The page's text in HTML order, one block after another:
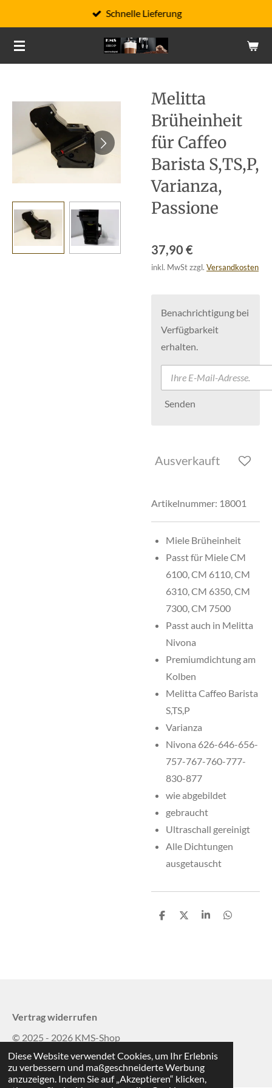
Diese Website verwendet Cookies, um Ihr Erlebnis
zu verbessern und maßgeschneiderte Werbung
anzuzeigen. Indem Sie auf „Akzeptieren“ klicken,
Hauptinhalt
springen
Schnelle Lieferung
Melitta
Brüheinheit
für Caffeo
Barista S,TS,P,
Varianza,
Passione
37,90 €
inkl. MwSt zzgl. Versandkosten
Benachrichtigung bei
Verfügbarkeit
erhalten.
Senden
Ausverkauft
Artikelnummer: 18001
Miele Brüheinheit
Passt für Miele CM
6100, CM 6110, CM
6310, CM 6350, CM
7300, CM 7500
Passt auch in Melitta
Nivona
Premiumdichtung am
Kolben
Melitta Caffeo Barista
S,TS,P
Varianza
Nivona 626-646-656-
757-767-760-777-
830-877
wie abgebildet
gebraucht
Ultraschall gereinigt
Alle Dichtungen
ausgetauscht
T
T
T
T
Vertrag widerrufen
© 2025 - 2026 KMS-Shop
Mit Unterstützung vonWebador